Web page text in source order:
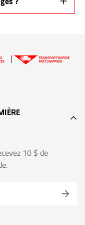
bâtons de gardien,
10 $ de